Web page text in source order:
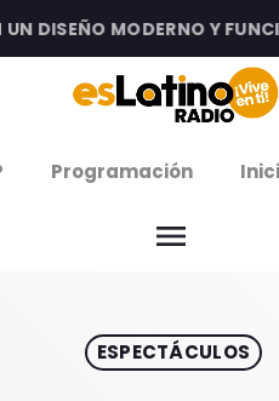
MODERNO Y
Programación
menu
ESPECTÁCULOS